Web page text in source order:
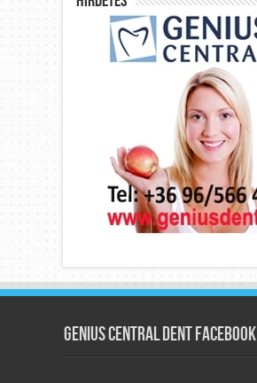
Genius Central Dent Facebook